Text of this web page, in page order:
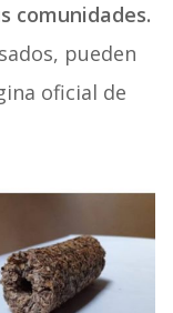
comunidades.
pueden
oficial de